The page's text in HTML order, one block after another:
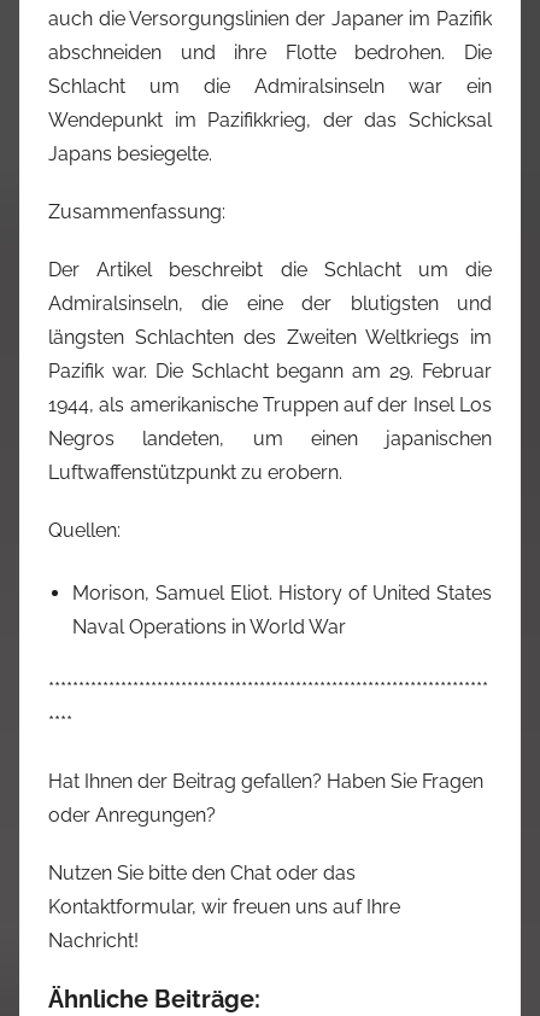
auch die Versorgungslinien der Japaner im Pazifik
abschneiden und ihre Flotte bedrohen. Die
Schlacht um die Admiralsinseln war ein
Wendepunkt im Pazifikkrieg, der das Schicksal
Japans besiegelte.
Zusammenfassung:
Der Artikel beschreibt die Schlacht um die
Admiralsinseln, die eine der blutigsten und
längsten Schlachten des Zweiten Weltkriegs im
Pazifik war. Die Schlacht begann am 29. Februar
1944, als amerikanische Truppen auf der Insel Los
Negros landeten, um einen japanischen
Luftwaffenstützpunkt zu erobern.
Quellen:
Morison, Samuel Eliot. History of United States
Naval Operations in World War
*************************************************************************
****
Hat Ihnen der Beitrag gefallen? Haben Sie Fragen
oder Anregungen?
Nutzen Sie bitte den Chat oder das
Kontaktformular, wir freuen uns auf Ihre
Nachricht!
Ähnliche Beiträge: